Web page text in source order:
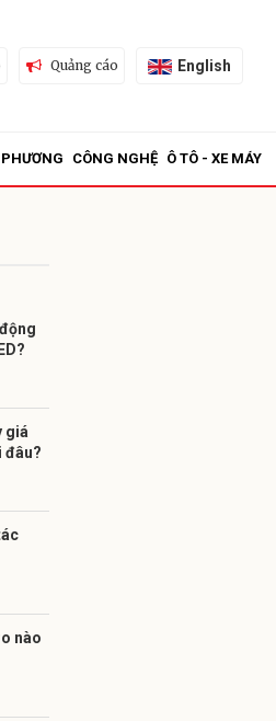
Quảng cáo English
CÔNG NGHỆ Ô TÔ - XE MÁY
giá
đâu?
nào